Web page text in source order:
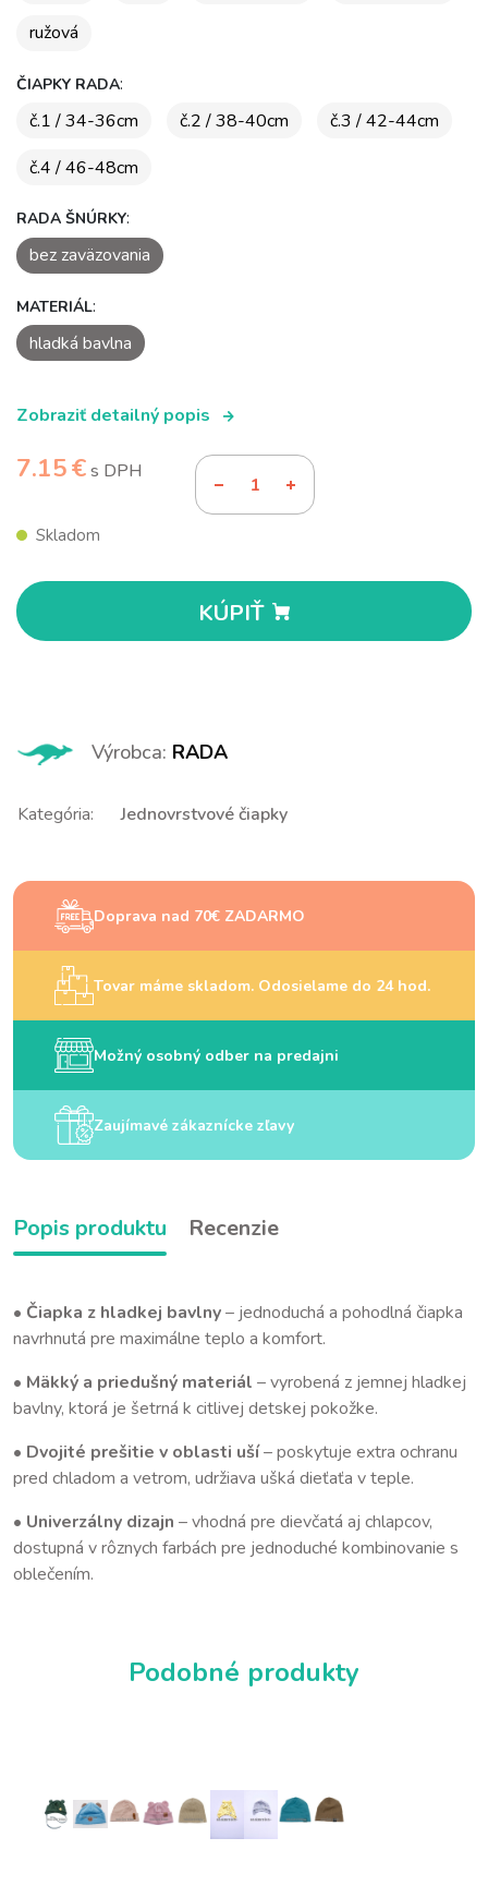
ružová
ČIAPKY RADA:
č.1 / 34-36cm
č.2 / 38-40cm
č.3 / 42-44cm
č.4 / 46-48cm
RADA ŠNÚRKY:
bez zaväzovania
MATERIÁL:
hladká bavlna
Zobraziť detailný popis
7.15 €s DPH
Skladom
KÚPIŤ
Výrobca: RADA
Kategória: Jednovrstvové čiapky
Doprava nad 70€ ZADARMO
Tovar máme skladom. Odosielame do 24 hod.
Možný osobný odber na predajni
Zaujímavé zákaznícke zľavy
Popis produktu Recenzie
• Čiapka z hladkej bavlny– jednoduchá a pohodlná čiapka
navrhnutá pre maximálne teplo a komfort.
• Mäkký a priedušný materiál – vyrobená z jemnej hladkej
bavlny, ktorá je šetrná k citlivej detskej pokožke.
• Dvojité prešitie v oblasti uší– poskytuje extra ochranu
pred chladom a vetrom, udržiava ušká dieťaťa v teple.
• Univerzálny dizajn – vhodná pre dievčatá aj chlapcov,
dostupná v rôznych farbách pre jednoduché kombinovanie s
oblečením.
Podobné produkty